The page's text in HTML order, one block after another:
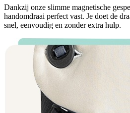
Dankzij onze slimme magnetische
handomdraai perfect vast. Je doet de
snel, eenvoudig en zonder extra hulp.